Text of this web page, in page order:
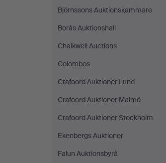
Björnssons Auktionskammare
Borås Auktionshall
Chalkwell Auctions
Colombos
Crafoord Auktioner Lund
Crafoord Auktioner Malmö
Crafoord Auktioner Stockholm
Ekenbergs Auktioner
Falun Auktionsbyrå